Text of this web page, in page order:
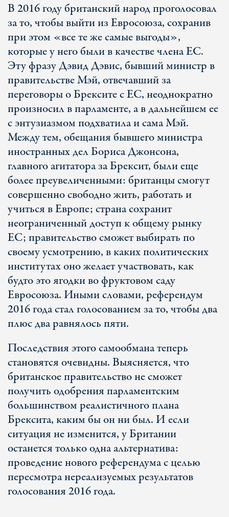
В 2016 году британский народ проголосовал
за то, чтобы выйти из Евросоюза, сохранив
при этом «все те же самые выгоды»,
которые у него были в качестве члена ЕС.
Эту фразу Дэвид Дэвис, бывший министр в
правительстве Мэй, отвечавший за
переговоры о Брексите с ЕС, неоднократно
произносил в парламенте, а в дальнейшем ее
с энтузиазмом подхватила и сама Мэй.
Между тем, обещания бывшего министра
иностранных дел Бориса Джонсона,
главного агитатора за Брексит, были еще
более преувеличенными: британцы смогут
совершенно свободно жить, работать и
учиться в Европе; страна сохранит
неограниченный доступ к общему рынку
ЕС; правительство сможет выбирать по
своему усмотрению, в каких политических
институтах оно желает участвовать, как
будто это ягодки во фруктовом саду
Евросоюза. Иными словами, референдум
2016 года стал голосованием за то, чтобы два
плюс два равнялось пяти.
Последствия этого самообмана теперь
становятся очевидны. Выясняется, что
британское правительство не сможет
получить одобрения парламентским
большинством реалистичного плана
Брексита, каким бы он ни был. И если
ситуация не изменится, у Британии
останется только одна альтернатива:
проведение нового референдума с целью
пересмотра нереализуемых результатов
голосования 2016 года.